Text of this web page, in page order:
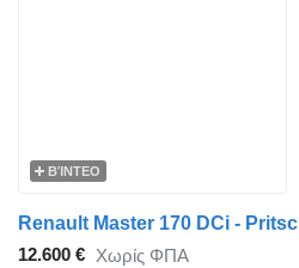
ΒΊΝΤΕΟ
Renault Master 170 DCi -
12.600 € Χωρίς ΦΠΑ